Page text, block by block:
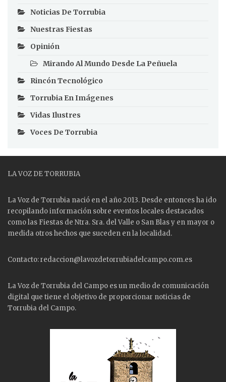
Noticias De Torrubia
Nuestras Fiestas
Opinión
Mirando Al Mundo Desde La Peñuela
Rincón Tecnológico
Torrubia En Imágenes
Vidas Ilustres
Voces De Torrubia
LA VOZ DE TORRUBIA
La Voz de Torrubia nació en el año 2013. Desde entonces ha ido
recopilando información sobre eventos locales destacados
como las Fiestas de Ntra. Sra. del Valle o San Blas y en mayor o
medida otros hechos que suceden en la localidad.
Contacto: redaccion@lavozdetorrubiadelcampo.com.es
La Voz de Torrubia del Campo es un medio de comunicación
digital que tiene el objetivo de proporcionar noticias de
Torrubia del Campo.